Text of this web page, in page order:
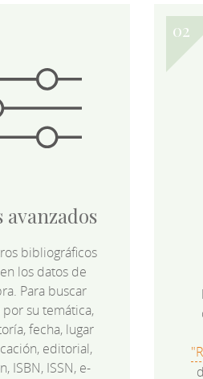
bibliográficos
los datos de
Para buscar
su temática,
fecha, lugar
editorial,
ISBN, ISSN, e-